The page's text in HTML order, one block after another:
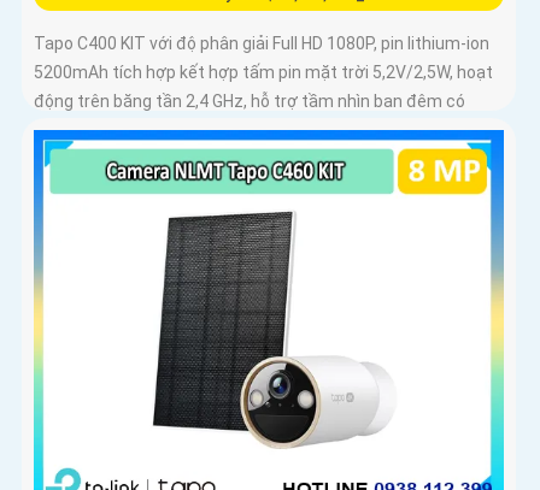
Tapo C400 KIT với độ phân giải Full HD 1080P, pin lithium-ion
5200mAh tích hợp kết hợp tấm pin mặt trời 5,2V/2,5W, hoạt
động trên băng tần 2,4 GHz, hỗ trợ tầm nhìn ban đêm có
màu lên đến 9m, phát hiện chuyển động và con người bằng
AI, đồng thời lưu trữ dữ liệu qua thẻ microSD lên đến 512GB